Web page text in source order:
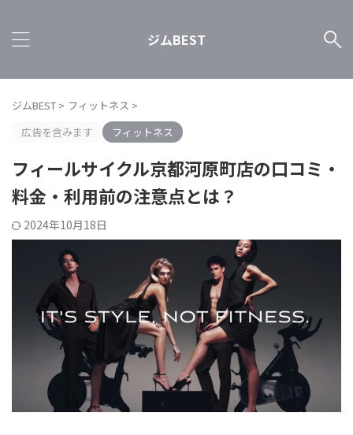
ジムBEST
ジムBEST > フィットネス >
広告を含みます
フィットネス
フィールサイクル京都河原町店の口コミ・
料金・利用前の注意点とは？
2024年10月18日